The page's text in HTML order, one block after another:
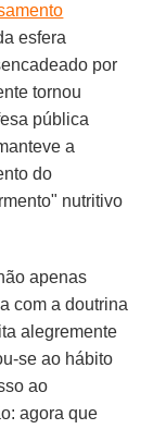
esfera
por
tornou
pública
a
do
nutritivo
apenas
com a doutrina
alegremente
se ao hábito
ao
agora que